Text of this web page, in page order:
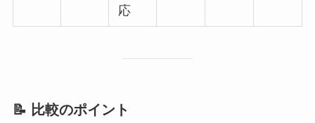
応
📝 比較のポイント